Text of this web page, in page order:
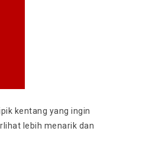
kentang yang ingin
lebih menarik dan